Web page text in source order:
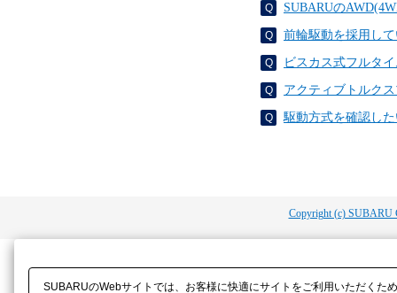
SUBARUの
前輪駆動を採用し
ビスカス式フルタ
アクティブトルク
駆動方式を確認し
Copyright (c) SUBARU
SUBARUのWebサイトでは、お客様に快適にサイトをご利用いただく